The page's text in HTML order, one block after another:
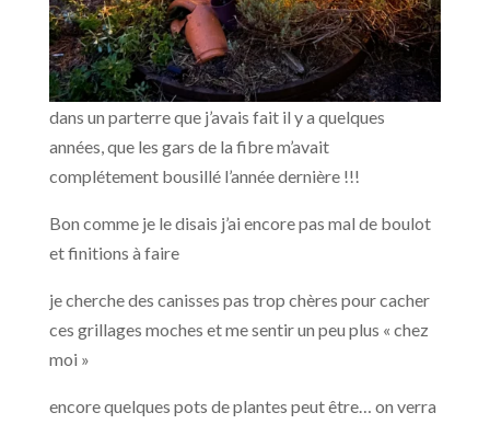
dans un parterre que j’avais fait il y a quelques
années, que les gars de la fibre m’avait
complétement bousillé l’année dernière !!!
Bon comme je le disais j’ai encore pas mal de boulot
et finitions à faire
je cherche des canisses pas trop chères pour cacher
ces grillages moches et me sentir un peu plus « chez
moi »
encore quelques pots de plantes peut être… on verra